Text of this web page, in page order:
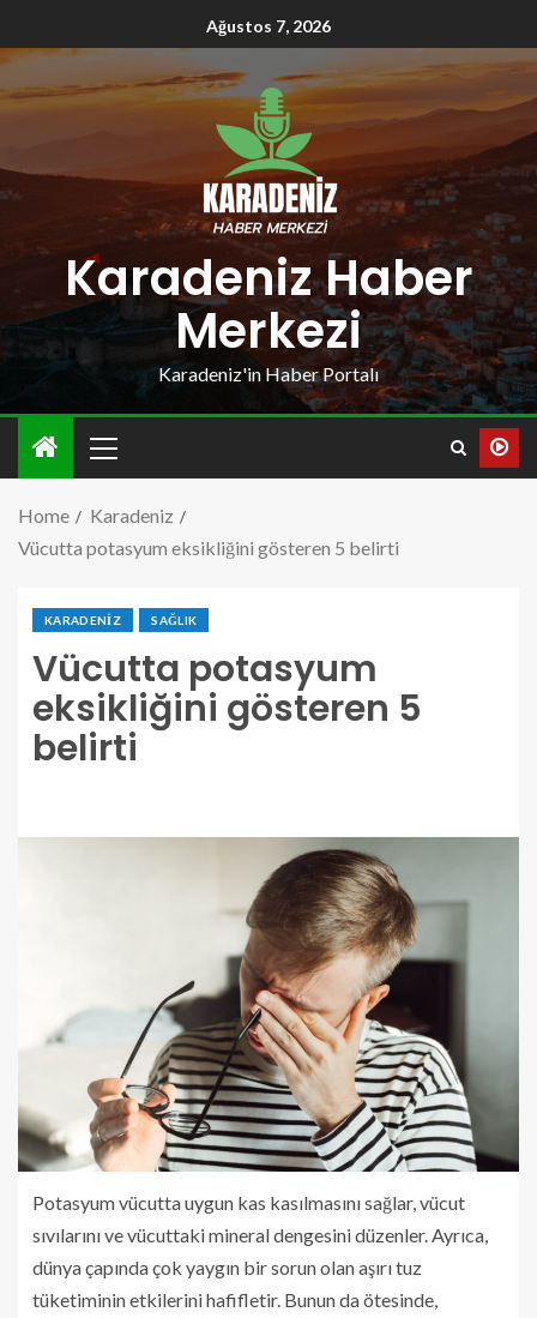
Ağustos 7, 2026
Karadeniz Haber
Merkezi
Karadeniz'in Haber Portalı
Home
Karadeniz
Vücutta potasyum eksikliğini gösteren 5 belirti
KARADENIZ SAĞLIK
Vücutta potasyum
eksikliğini gösteren 5
belirti
Potasyum vücutta uygun kas kasılmasını sağlar, vücut
sıvılarını ve vücuttaki mineral dengesini düzenler. Ayrıca,
dünya çapında çok yaygın bir sorun olan aşırı tuz
tüketiminin etkilerini hafifletir. Bunun da ötesinde,